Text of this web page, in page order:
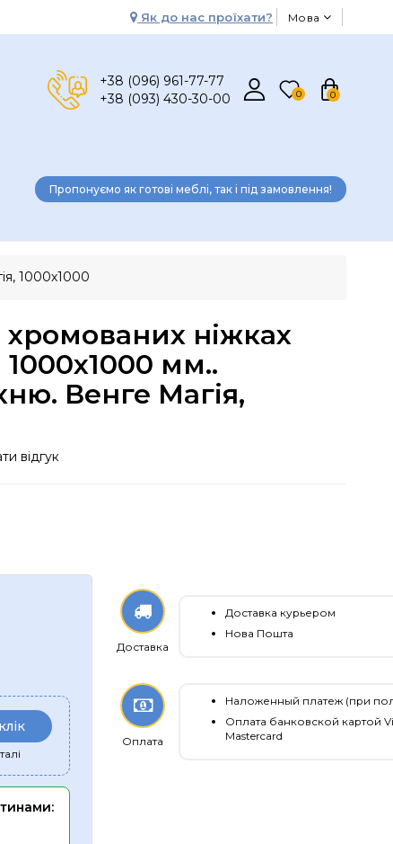
Як до нас проїхати? Мова
+38 (096) 961-77-77
+38 (093) 430-30-00
0 0
Пропонуємо як готові меблі, так і під замовлення!
1000х1000
хромованих ніжках
1000х1000 мм..
Венге Магія,
відгук
Доставка
Доставка курьером
Нова Пошта
Оплата
Наложенный платеж (при
Оплата банковской картой
Mastercard